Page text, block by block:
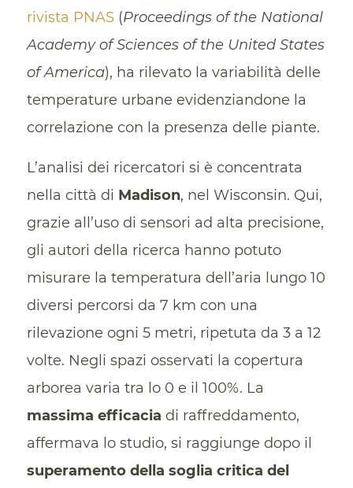
rivista PNAS(Proceedings of the National
Academy of Sciences of the United States
of America), ha rilevato la variabilità delle
temperature urbane evidenziandone la
correlazione con la presenza delle piante.
L’analisi dei ricercatori si è concentrata
nella città di Madison, nel Wisconsin. Qui,
grazie all’uso di sensori ad alta precisione,
gli autori della ricerca hanno potuto
misurare la temperatura dell’aria lungo 10
diversi percorsi da 7 km con una
rilevazione ogni 5 metri, ripetuta da 3 a 12
volte. Negli spazi osservati la copertura
arborea varia tra lo 0 e il 100%. La
massima efficacia di raffreddamento,
affermava lo studio, si raggiunge dopo il
superamento della soglia critica del